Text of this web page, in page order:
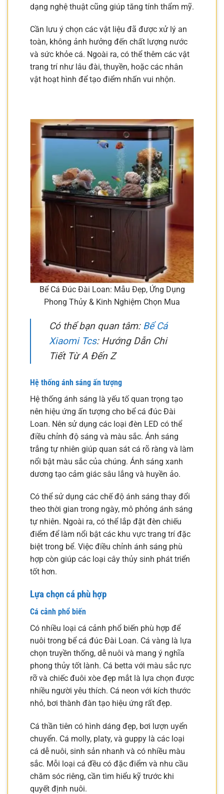
dạng nghệ thuật cũng giúp tăng tính thẩm mỹ.
Cần lưu ý chọn các vật liệu đã được xử lý an
toàn, không ảnh hưởng đến chất lượng nước
và sức khỏe cá. Ngoài ra, có thể thêm các vật
trang trí như lâu đài, thuyền, hoặc các nhân
vật hoạt hình để tạo điểm nhấn vui nhộn.
Bể Cá Đúc Đài Loan: Mẫu Đẹp, Ứng Dụng
Phong Thủy & Kinh Nghiệm Chọn Mua
Có thể bạn quan tâm: Bể Cá
Xiaomi Tcs: Hướng Dẫn Chi
Tiết Từ A Đến Z
Hệ thống ánh sáng ấn tượng
Hệ thống ánh sáng là yếu tố quan trọng tạo
nên hiệu ứng ấn tượng cho bể cá đúc Đài
Loan. Nên sử dụng các loại đèn LED có thể
điều chỉnh độ sáng và màu sắc. Ánh sáng
trắng tự nhiên giúp quan sát cá rõ ràng và làm
nổi bật màu sắc của chúng. Ánh sáng xanh
dương tạo cảm giác sâu lắng và huyền ảo.
Có thể sử dụng các chế độ ánh sáng thay đổi
theo thời gian trong ngày, mô phỏng ánh sáng
tự nhiên. Ngoài ra, có thể lắp đặt đèn chiếu
điểm để làm nổi bật các khu vực trang trí đặc
biệt trong bể. Việc điều chỉnh ánh sáng phù
hợp còn giúp các loại cây thủy sinh phát triển
tốt hơn.
Lựa chọn cá phù hợp
Cá cảnh phổ biến
Có nhiều loại cá cảnh phổ biến phù hợp để
nuôi trong bể cá đúc Đài Loan. Cá vàng là lựa
chọn truyền thống, dễ nuôi và mang ý nghĩa
phong thủy tốt lành. Cá betta với màu sắc rực
rỡ và chiếc đuôi xòe đẹp mắt là lựa chọn được
nhiều người yêu thích. Cá neon với kích thước
nhỏ, bơi thành đàn tạo hiệu ứng rất đẹp.
Cá thần tiên có hình dáng đẹp, bơi lượn uyển
chuyển. Cá molly, platy, và guppy là các loại
cá dễ nuôi, sinh sản nhanh và có nhiều màu
sắc. Mỗi loại cá đều có đặc điểm và nhu cầu
chăm sóc riêng, cần tìm hiểu kỹ trước khi
quyết định nuôi.